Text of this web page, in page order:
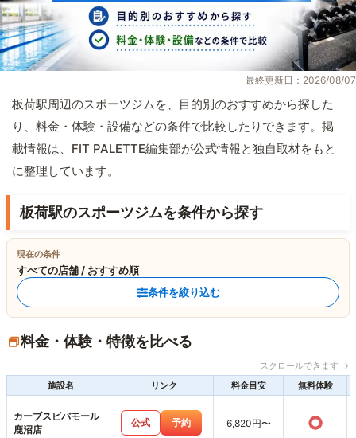
最終更新日：2026/08/07
板荷駅周辺のスポーツジムを、目的別のおすすめから探した
り、料金・体験・設備などの条件で比較したりできます。掲
載情報は、FIT PALETTE編集部が公式情報と独自取材をもと
に整理しています。
板荷駅のスポーツジムを条件から探す
現在の条件
すべての店舗 / おすすめ順
条件を絞り込む
料金・体験・特徴を比べる
スクロールできます →
施設名
リンク 料金目安 無料体験
カーブスビバモール
鹿沼店
公式 予約 6,820円〜 ○